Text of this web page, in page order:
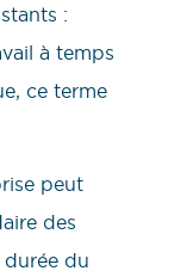
:
à temps
ce terme
peut
des
durée du